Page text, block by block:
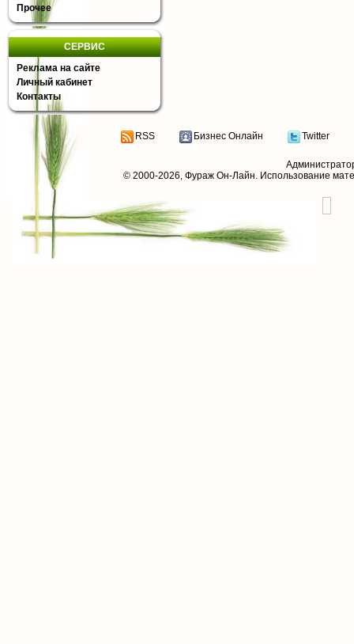
Прочее
СЕРВИС
Реклама на сайте
Личный кабинет
Контакты
RSS Бизнес Онлайн Twitter
© 2000-2026, Фураж Он-Лайн. Использование